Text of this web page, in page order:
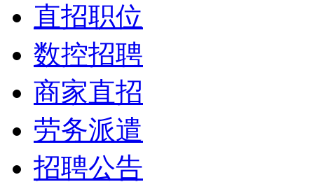
直招职位
数控招聘
商家直招
劳务派遣
招聘公告